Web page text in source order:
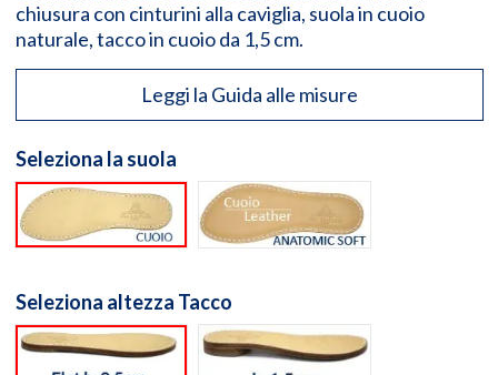
chiusura con cinturini alla caviglia, suola in cuoio
naturale, tacco in cuoio da 1,5 cm.
Leggi la Guida alle misure
Seleziona la suola
Suola cuoio naturale
Suola Anatomic Soft
Seleziona altezza Tacco
flat h. 0,5cm
h. 1,5cm